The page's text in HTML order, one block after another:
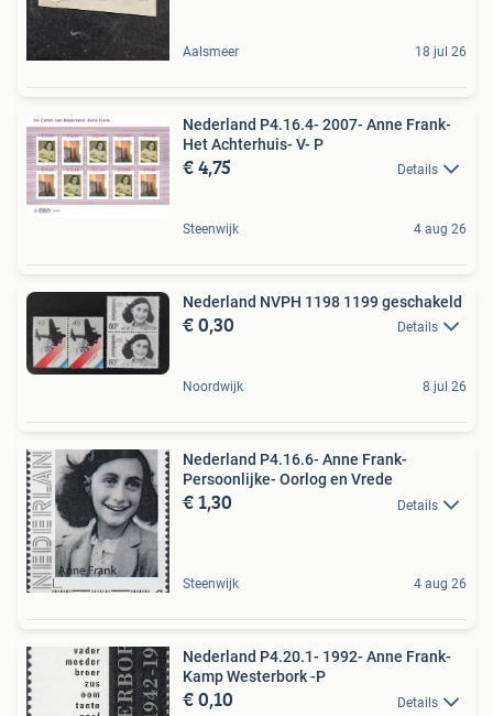
Aalsmeer 18 jul 26
Nederland P4.16.4- 2007- Anne Frank-
Het Achterhuis- V- P
€ 4,75 Details
Steenwijk 4 aug 26
Nederland NVPH 1198 1199 geschakeld
€ 0,30 Details
Noordwijk 8 jul 26
Nederland P4.16.6- Anne Frank-
Persoonlijke- Oorlog en Vrede
€ 1,30 Details
Steenwijk 4 aug 26
Nederland P4.20.1- 1992- Anne Frank-
Kamp Westerbork -P
€ 0,10 Details